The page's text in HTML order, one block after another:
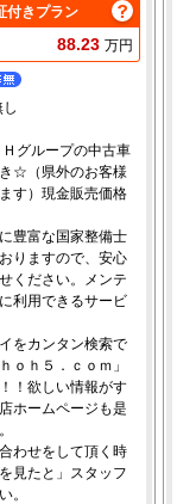
付きプラン
88.23 万円
グループの中古車
☆（県外のお客様
す）現金販売価格
豊富な国家整備士
りますので、安心
ください。メンテ
利用できるサービ
をカンタン検索で
ｏｈ５．ｃｏｍ」
！欲しい情報がす
ホームページも是
わせをして頂く時
見たと」スタッフ
。